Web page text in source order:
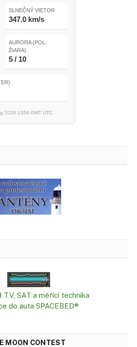
SLNEČNÝ VIETOR
347.0 km/s
AURORA (POL.
ŽIARA)
5 / 10
2026 1358 GMT UTC
TV, SAT a měřící technika
do auta SPACEBED®
MOON CONTEST